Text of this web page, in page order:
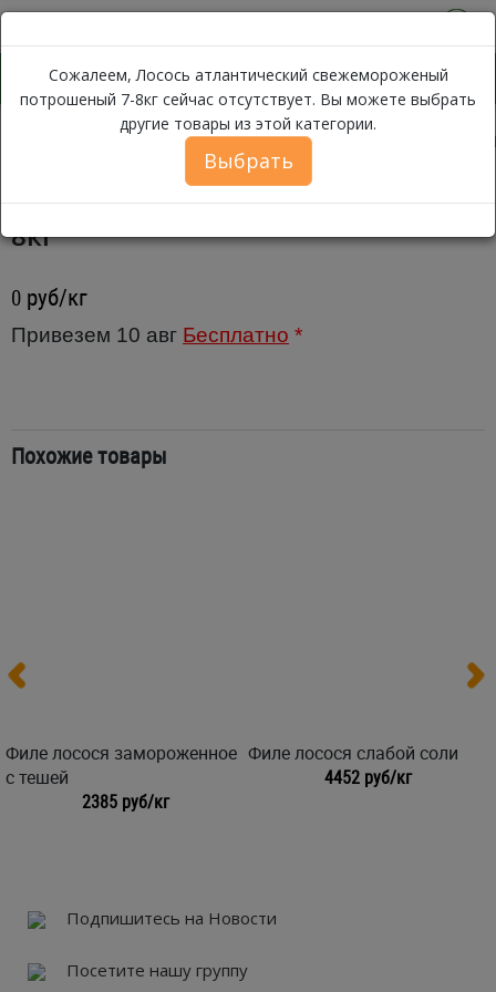
Рыба Лосось, Семга Лосось Лосось
Сожалеем, Лосось атлантический свежемороженый
потрошеный 7-8кг сейчас отсутствует. Вы можете выбрать
другие товары из этой категории.
Выбрать
Лосось атлантический
свежемороженый потрошеный 7-
8кг
0 руб/кг
Привезем 10 авг Бесплатно *
Похожие товары
Филе лосося замороженное
с тешей
2385 руб/кг
Филе лосося слабой соли
4452 руб/кг
Подпишитесь на Новости
Посетите нашу группу